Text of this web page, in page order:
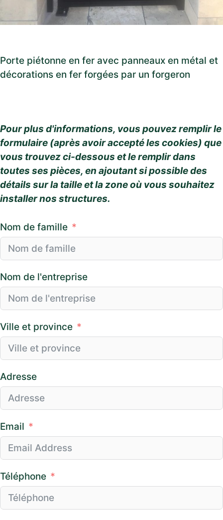
Porte piétonne en fer avec panneaux en métal et
décorations en fer forgées par un forgeron
Pour plus d'informations, vous pouvez remplir le
formulaire (après avoir accepté les cookies) que
vous trouvez ci-dessous et le remplir dans
toutes ses pièces, en ajoutant si possible des
détails sur la taille et la zone où vous souhaitez
installer nos structures.
Nom de famille
Nom de l'entreprise
Ville et province
Adresse
Email
Téléphone